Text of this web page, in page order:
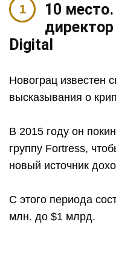
10
директор
Digital
Новограц известен
высказывания о
В 2015 году он
группу Fortress,
новый источник
С этого периода
млн. до $1 млрд.